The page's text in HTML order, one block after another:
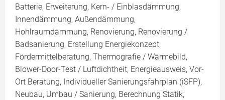
Batterie, Erweiterung, Kern- / Einblasdämmung,
Innendämmung, Außendämmung,
Hohlraumdämmung, Renovierung, Renovierung /
Badsanierung, Erstellung Energiekonzept,
Fördermittelberatung, Thermografie / Wärmebild,
Blower-Door-Test / Luftdichtheit, Energieausweis, Vor-
Ort Beratung, Individueller Sanierungsfahrplan (iSFP),
Neubau, Umbau / Sanierung, Berechnung Statik,